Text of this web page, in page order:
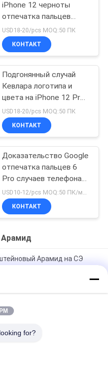
iPhone 12 черноты
отпечатка пальцев
мобильный
USD18-20/pcs MOQ:50 ПК
КОНТАКТ
Подгонянный случай
Кевлара логотипа и
цвета на iPhone 12 Pro
Макс
USD18-20/pcs MOQ:50 ПК
КОНТАКТ
Доказательство Google
отпечатка пальцев 6
Pro случаев телефона
Aramid
КОНТАКТ
Арамид
Арамид на СЭ
СЭ иФоне бумажный
финиша иФоне кс
for?